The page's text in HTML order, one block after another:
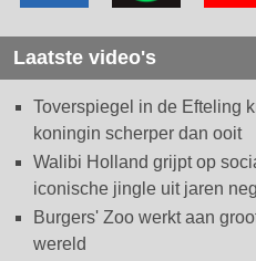
Laatste video's
Toverspiegel in de Efteling
koningin scherper dan ooit
Walibi Holland grijpt op
iconische jingle uit jaren
Burgers' Zoo werkt aan
wereld